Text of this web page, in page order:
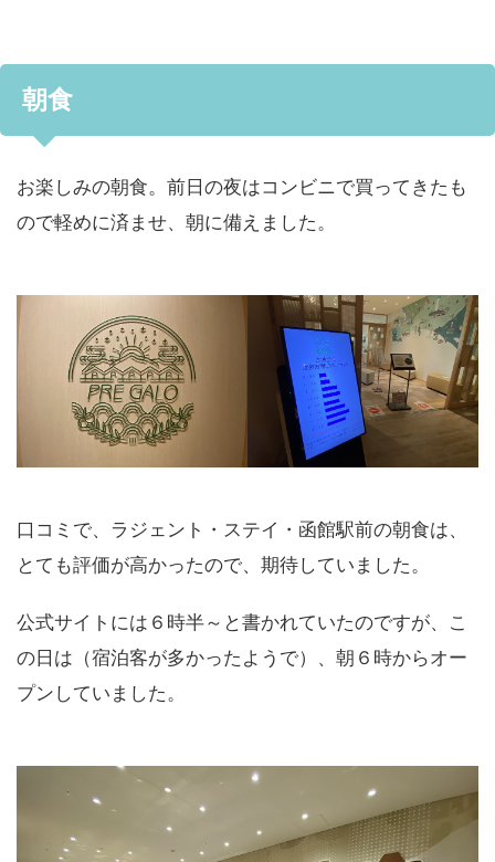
朝食
お楽しみの朝食。前日の夜はコンビニで買ってきたも
ので軽めに済ませ、朝に備えました。
口コミで、ラジェント・ステイ・函館駅前の朝食は、
とても評価が高かったので、期待していました。
公式サイトには６時半～と書かれていたのですが、こ
の日は（宿泊客が多かったようで）、朝６時からオー
プンしていました。